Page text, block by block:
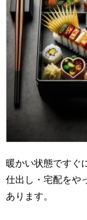
暖かい状態ですぐ
仕出し・宅配をや
あります。